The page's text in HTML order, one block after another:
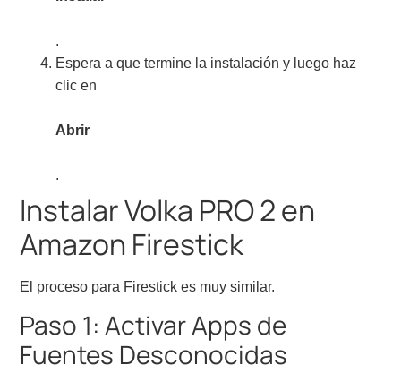
.
Espera a que termine la instalación y luego haz
clic en
Abrir
.
Instalar Volka PRO 2 en
Amazon Firestick
El proceso para Firestick es muy similar.
Paso 1: Activar Apps de
Fuentes Desconocidas